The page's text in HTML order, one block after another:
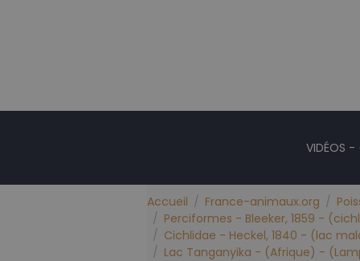
VIDÉOS -
Accueil France-animaux.org
Perciformes - Bleeker, 1859 -
Cichlidae - Heckel, 1840 - (lac
Lac Tanganyika - (Afrique) -